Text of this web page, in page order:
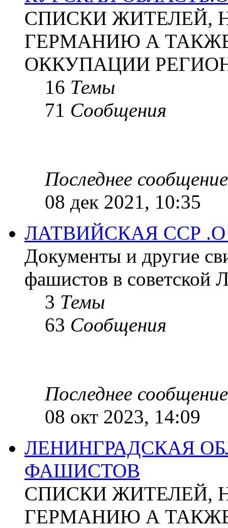
СПИСКИ ЖИТЕЛЕЙ,
ГЕРМАНИЮ А
ОККУПАЦИИ
16 Темы
71 Сообщения
Последнее сообщение
08 дек 2021, 10:35
ЛАТВИЙСКАЯ ССР
Документы и другие
фашистов в советской
3 Темы
63 Сообщения
Последнее сообщение
08 окт 2023, 14:09
ЛЕНИНГРАДСКАЯ
ФАШИСТОВ
СПИСКИ ЖИТЕЛЕЙ,
ГЕРМАНИЮ А